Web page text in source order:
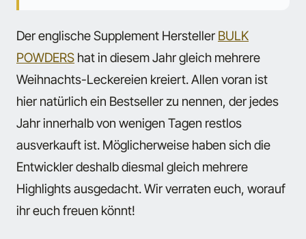
Der englische Supplement Hersteller BULK
POWDERS hat in diesem Jahr gleich mehrere
Weihnachts-Leckereien kreiert. Allen voran ist
hier natürlich ein Bestseller zu nennen, der jedes
Jahr innerhalb von wenigen Tagen restlos
ausverkauft ist. Möglicherweise haben sich die
Entwickler deshalb diesmal gleich mehrere
Highlights ausgedacht. Wir verraten euch, worauf
ihr euch freuen könnt!